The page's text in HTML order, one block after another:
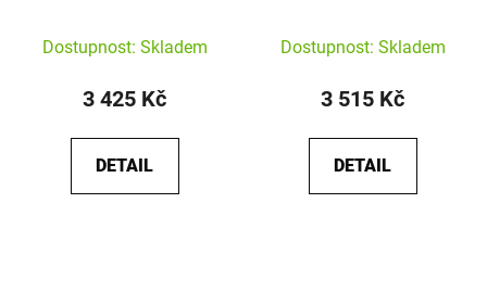
Dostupnost: Skladem
3 425 Kč
DETAIL
Dostupnost: Skladem
3 515 Kč
DETAIL